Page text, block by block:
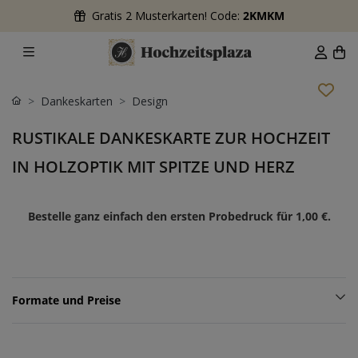
Gratis 2 Musterkarten! Code: 2KMKM
Dankeskarten Design
RUSTIKALE DANKESKARTE ZUR HOCHZEIT
IN HOLZOPTIK MIT SPITZE UND HERZ
Bestelle ganz einfach den ersten Probedruck für 1,00 €.
Formate und Preise